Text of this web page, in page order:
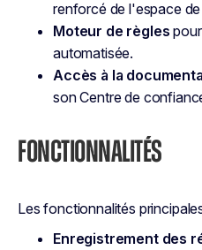
renforcé de l'espace
Moteur de règles
automatisée.
Accès à la
son Centre de
FONCTIONNALITÉS
Les fonctionnalités
Enregistrement des